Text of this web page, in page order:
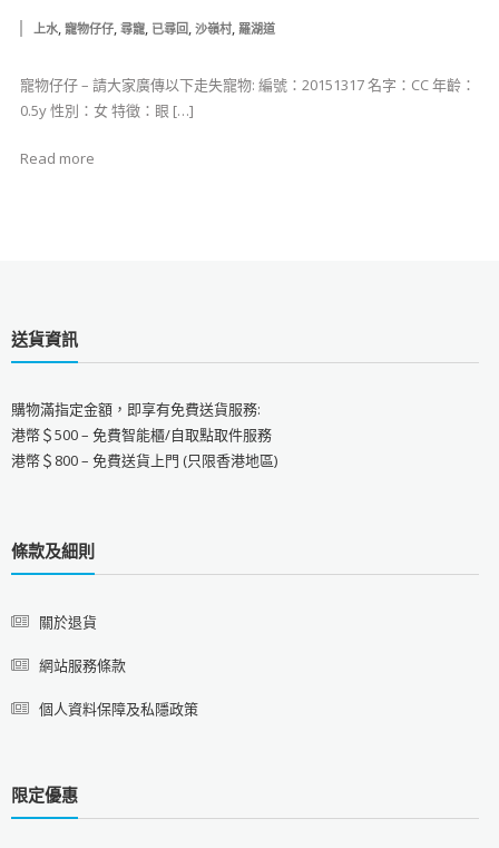
上水, 寵物仔仔, 尋寵, 已尋回, 沙嶺村, 羅湖道
寵物仔仔 – 請大家廣傳以下走失寵物: 編號：20151317 名字：CC 年齡：
0.5y 性別：女 特徵：眼 […]
Read more
送貨資訊
購物滿指定金額，即享有免費送貨服務:
港幣＄500 – 免費智能櫃/自取點取件服務
港幣＄800 – 免費送貨上門 (只限香港地區)
條款及細則
關於退貨
網站服務條款
個人資料保障及私隱政策
限定優惠